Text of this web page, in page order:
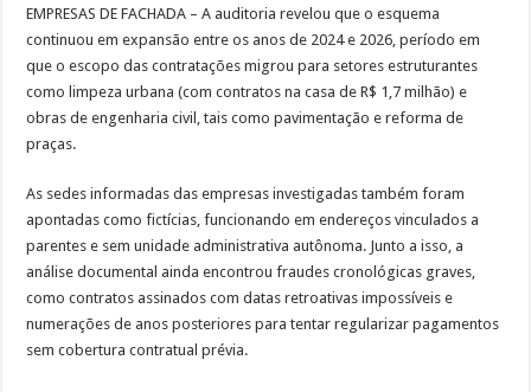
EMPRESAS DE FACHADA – A auditoria revelou que o esquema
continuou em expansão entre os anos de 2024 e 2026, período em
que o escopo das contratações migrou para setores estruturantes
como limpeza urbana (com contratos na casa de R$ 1,7 milhão) e
obras de engenharia civil, tais como pavimentação e reforma de
praças.
As sedes informadas das empresas investigadas também foram
apontadas como fictícias, funcionando em endereços vinculados a
parentes e sem unidade administrativa autônoma. Junto a isso, a
análise documental ainda encontrou fraudes cronológicas graves,
como contratos assinados com datas retroativas impossíveis e
numerações de anos posteriores para tentar regularizar pagamentos
sem cobertura contratual prévia.